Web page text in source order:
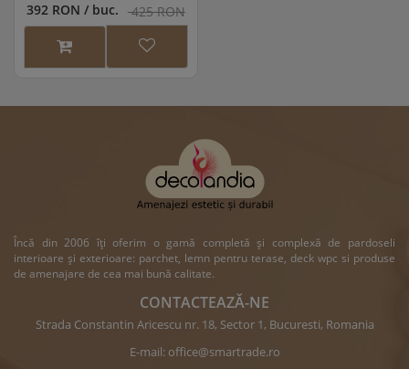
392 RON / buc. 425 RON
Încă din 2006 îți oferim o gamă completă și complexă de pardoseli
interioare și exterioare: parchet, lemn pentru terase, deck wpc si produse
de amenajare de cea mai bună calitate.
CONTACTEAZĂ-NE
Strada Constantin Aricescu nr. 18, Sector 1, Bucuresti, Romania
E-mail: office@smartrade.ro